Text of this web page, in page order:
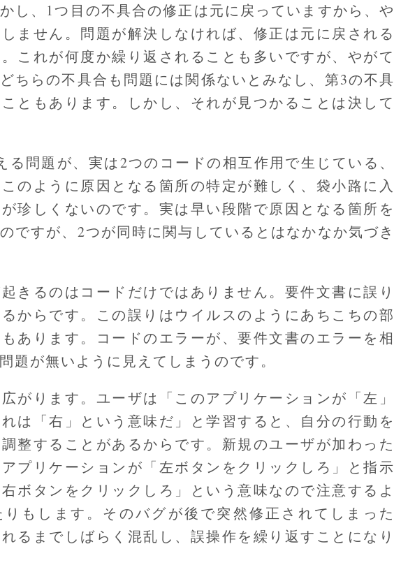
し、1つ目の不具合の修正は元に戻っていますから、や
ません。問題が解決しなければ、修正は元に戻される
これが何度か繰り返されることも多いですが、やがて
ちらの不具合も問題には関係ないとみなし、第3の不具
ともあります。しかし、それが見つかることは決して
る問題が、実は2つのコードの相互作用で生じている、
のように原因となる箇所の特定が難しく、袋小路に入
珍しくないのです。実は早い段階で原因となる箇所を
ですが、2つが同時に関与しているとはなかなか気づき
きるのはコードだけではありません。要件文書に誤り
からです。この誤りはウイルスのようにあちこちの部
あります。コードのエラーが、要件文書のエラーを相
題が無いように見えてしまうのです。
がります。ユーザは「このアプリケーションが「左」
は「右」という意味だ」と学習すると、自分の行動を
整することがあるからです。新規のユーザが加わった
プリケーションが「左ボタンをクリックしろ」と指示
ボタンをクリックしろ」という意味なので注意するよ
りもします。そのバグが後で突然修正されてしまった
るまでしばらく混乱し、誤操作を繰り返すことになり